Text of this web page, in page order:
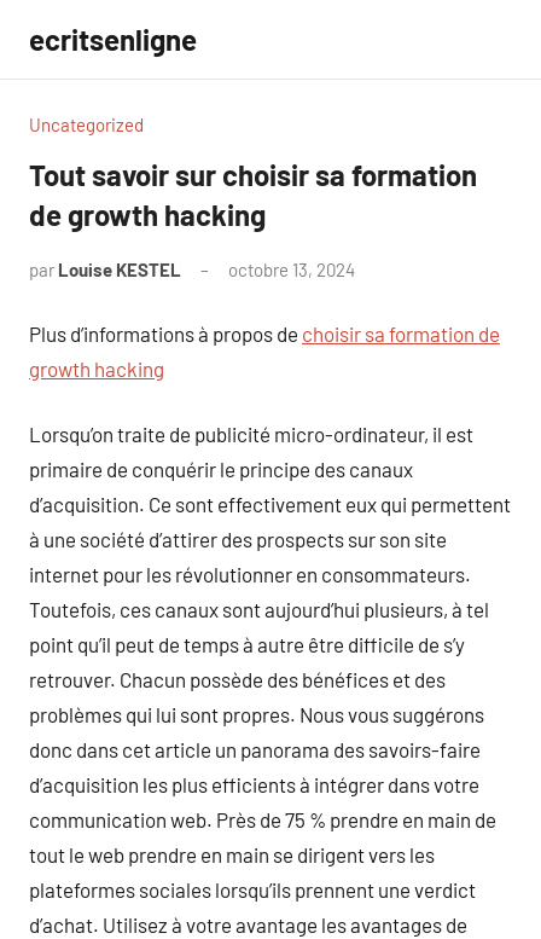
contenu
ecritsenligne
Uncategorized
Tout savoir sur choisir sa formation
de growth hacking
par Louise KESTEL octobre 13, 2024
Plus d’informations à propos de choisir sa formation de
growth hacking
Lorsqu’on traite de publicité micro-ordinateur, il est
primaire de conquérir le principe des canaux
d’acquisition. Ce sont effectivement eux qui permettent
à une société d’attirer des prospects sur son site
internet pour les révolutionner en consommateurs.
Toutefois, ces canaux sont aujourd’hui plusieurs, à tel
point qu’il peut de temps à autre être difficile de s’y
retrouver. Chacun possède des bénéfices et des
problèmes qui lui sont propres. Nous vous suggérons
donc dans cet article un panorama des savoirs-faire
d’acquisition les plus efficients à intégrer dans votre
communication web. Près de 75 % prendre en main de
tout le web prendre en main se dirigent vers les
plateformes sociales lorsqu’ils prennent une verdict
d’achat. Utilisez à votre avantage les avantages de